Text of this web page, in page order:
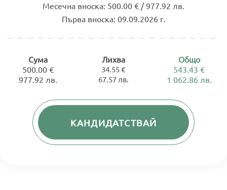
Месечна вноска: 500.00 € / 977.92 лв.
Първа вноска: 09.09.2026 г.
Сума
500.00 €
977.92 лв.
Лихва
34.55 €
67.57 лв.
Общо
543.43 €
1 062.86 лв.
КАНДИДАТСТВАЙ